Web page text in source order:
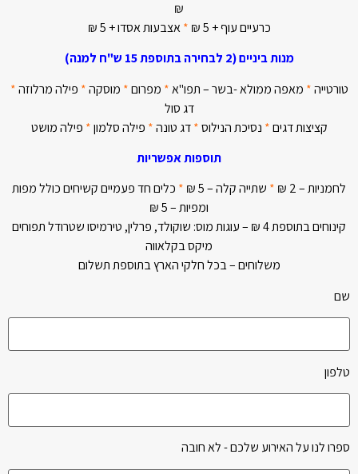
₪
כרעיים עוף + 5 ₪
*אצבעות אסדו + 5 ₪
מנות ביניים (2 לבחירה בתוספת 15 ש"ח למנה)
טורטייה* מאפה ממולא -בשר – תפו"א* מפרום* מוסקה* פילה מרלוזה*
דג סול
קציצות דגים* נסיכת הנילוס*דג טונה* פילה סלמון* פילה מושט
תוספות אפשריות
לחמניות – 2 ₪
* שתייה קלה – 5 ₪ * כלים חד פעמיים קשיחים כולל מפות
ומפיות – 5 ₪
קינוחים בתוספת 4 ₪ – עוגות מוס: שוקולד, פרלין, טירמיסו שטרודל תפוחים
מיקס בקלאווה
משלוחים – בכל חלקי הארץ בתוספת תשלום
שם
Please leave this field empty.
טלפון
ספרו לנו על האירוע שלכם - לא חובה